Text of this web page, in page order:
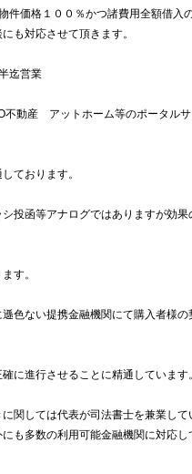
件価格１００％かつ諸費用全額借入
も対応させて頂きます。
迄営業
不動産 アットホーム等のポータルサ
ております。
投函等アナログではありますが効果
す。
色ない提携金融機関にて購入者様の
に進行させることに精通しています。
関しては代表が司法書士を兼業して
も多数の利用可能金融機関に対応し